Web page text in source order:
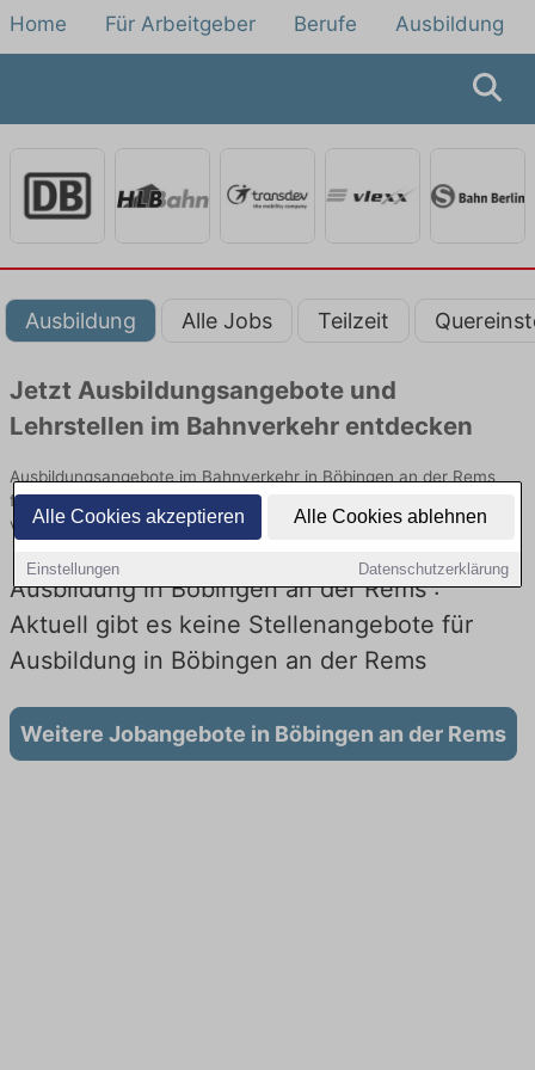
Alle Cookies akzeptieren Alle Cookies ablehnen
Einstellungen Datenschutzerklärung
Home Für Arbeitgeber Berufe Ausbildung
Ausbildung Alle Jobs Teilzeit
Jetzt Ausbildungsangebote und
Lehrstellen im Bahnverkehr entdecken
Ausbildungsangebote im Bahnverkehr in Böbingen an der Rems
finden Sie von namhaften Firmen. Entdecken Sie freie Optionen
von Top-Arbeitgebern und bewerben Sie sich noch heute.
Ausbildung in Böbingen an der Rems :
Aktuell gibt es keine Stellenangebote für
Ausbildung in Böbingen an der Rems
Weitere Jobangebote in Böbingen an der Rems